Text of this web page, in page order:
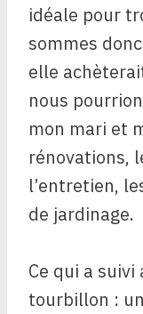
idéale pour
sommes
elle
nous
mon mari et
rénovations,
l’entretien,
de jardinage.
Ce qui a
tourbillon :